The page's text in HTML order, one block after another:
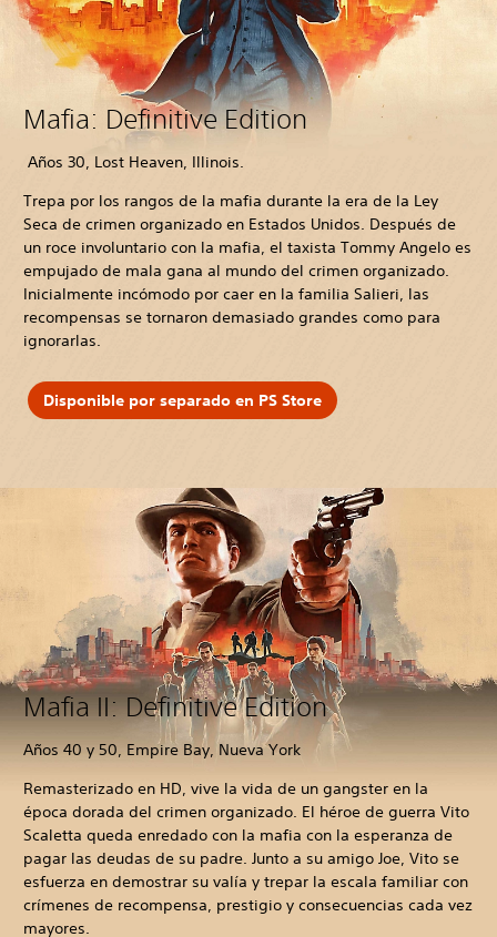
Mafia: Definitive Edition
Años 30, Lost Heaven, Illinois.
Trepa por los rangos de la mafia durante la era de la Ley
Seca de crimen organizado en Estados Unidos. Después de
un roce involuntario con la mafia, el taxista Tommy Angelo es
empujado de mala gana al mundo del crimen organizado.
Inicialmente incómodo por caer en la familia Salieri, las
recompensas se tornaron demasiado grandes como para
ignorarlas.
Disponible por separado en PS Store
Mafia II: Definitive Edition
Años 40 y 50, Empire Bay, Nueva York
Remasterizado en HD, vive la vida de un gangster en la
época dorada del crimen organizado. El héroe de guerra Vito
Scaletta queda enredado con la mafia con la esperanza de
pagar las deudas de su padre. Junto a su amigo Joe, Vito se
esfuerza en demostrar su valía y trepar la escala familiar con
crímenes de recompensa, prestigio y consecuencias cada vez
mayores.